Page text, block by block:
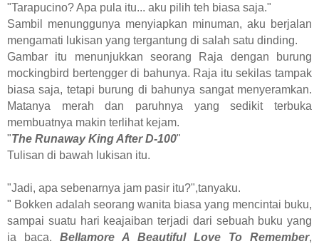
"Tarapucino? Apa pula itu... aku pilih teh biasa saja."
Sambil menunggunya menyiapkan minuman, aku berjalan
mengamati lukisan yang tergantung di salah satu dinding.
Gambar itu menunjukkan seorang Raja dengan burung
mockingbird bertengger di bahunya. Raja itu sekilas tampak
biasa saja, tetapi burung di bahunya sangat menyeramkan.
Matanya merah dan paruhnya yang sedikit terbuka
membuatnya makin terlihat kejam.
"The Runaway King After D-100"
Tulisan di bawah lukisan itu.
"Jadi, apa sebenarnya jam pasir itu?",tanyaku.
" Bokken adalah seorang wanita biasa yang mencintai buku,
sampai suatu hari keajaiban terjadi dari sebuah buku yang
ia baca. Bellamore A Beautiful Love To Remember,